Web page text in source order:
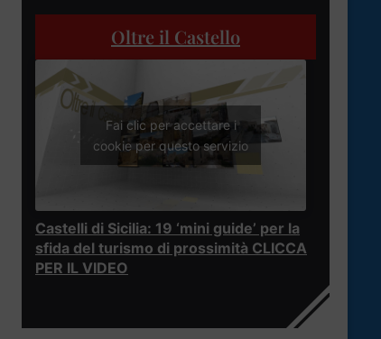
Oltre il Castello
Fai clic per accettare i
cookie per questo servizio
Castelli di Sicilia: 19 ‘mini guide’ per la
sfida del turismo di prossimità CLICCA
PER IL VIDEO